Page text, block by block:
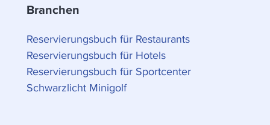
Branchen
Reservierungsbuch für Restaurants
Reservierungsbuch für Hotels
Reservierungsbuch für Sportcenter
Schwarzlicht Minigolf